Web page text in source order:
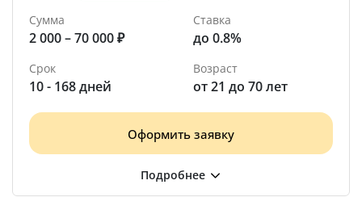
Сумма
2 000 – 70 000 ₽
Ставка
до 0.8%
Срок
10 - 168 дней
Возраст
от 21 до 70 лет
Оформить заявку